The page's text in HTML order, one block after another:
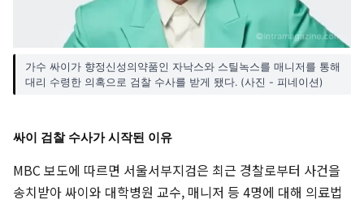
가수 싸이가 향정신성의약품인 자낙스와 스틸녹스를 매니저를 통해
대리 수령한 의혹으로 검찰 수사를 받게 됐다. (사진 - 피네이션)
싸이 검찰 수사가 시작된 이유
MBC 보도에 따르면 서울서부지검은 최근 경찰로부터 사건을
송치받아 싸이와 대학병원 교수, 매니저 등 4명에 대해 의료법